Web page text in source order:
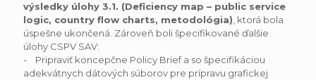
výsledky úlohy 3.1. (Deficiency map – public service
logic, country flow charts, metodológia) , ktorá bola
úspešne ukončená. Zároveň boli špecifikované ďalšie
úlohy CSPV SAV:
- Pripraviť koncepčne Policy Brief a so špecifikáciou
adekvátnych dátových súborov pre prípravu grafickej